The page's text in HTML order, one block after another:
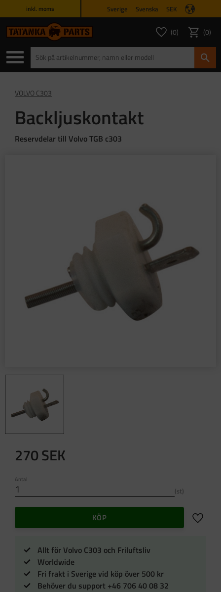
inkl. moms Sverige Svenska SEK
Favoriter
ANTAL
0 Kundvagn
0
VOLVO C303
Backljuskontakt
Reservdelar till Volvo TGB c303
270SEK
Antal
st
KÖP Lägg
Allt för Volvo C303 och Friluftsliv
Worldwide
Fri frakt i Sverige vid köp över 500 kr
Behöver du support +46 706 40 08 32